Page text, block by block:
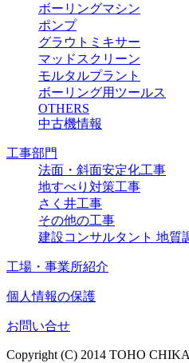
ボーリングマシン
ポンプ
グラウトミキサー
マッドスクリーン
モルタルプラント
ボーリング用ツールス
OTHERS
中古機情報
工事部門
法面・斜面安定化工事
地すべり対策工事
さく井工事
その他の工事
建設コンサルタント 地質
工場・事業所紹介
個人情報の保護
お問い合せ
Copyright (C) 2014 TOHO